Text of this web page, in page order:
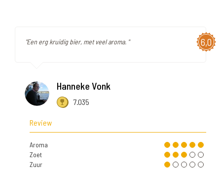
6,0
"Een erg kruidig bier, met veel aroma. "
Hanneke Vonk
7.035
Review
Aroma
Zoet
Zuur